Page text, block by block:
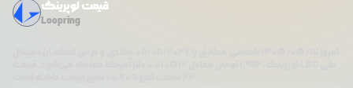
قیمت لوپرینگ
Loopring